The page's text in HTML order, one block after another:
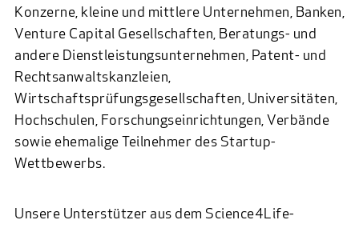
Konzerne, kleine und mittlere Unternehmen, Banken,
Venture Capital Gesellschaften, Beratungs- und
andere Dienstleistungsunternehmen, Patent- und
Rechtsanwaltskanzleien,
Wirtschaftsprüfungsgesellschaften, Universitäten,
Hochschulen, Forschungseinrichtungen, Verbände
sowie ehemalige Teilnehmer des Startup-
Wettbewerbs.
Unsere Unterstützer aus dem Science4Life-